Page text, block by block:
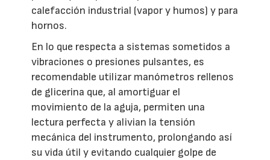
calefacción industrial (vapor y humos) y para
hornos.
En lo que respecta a sistemas sometidos a
vibraciones o presiones pulsantes, es
recomendable utilizar manómetros rellenos
de glicerina que, al amortiguar el
movimiento de la aguja, permiten una
lectura perfecta y alivian la tensión
mecánica del instrumento, prolongando así
su vida útil y evitando cualquier golpe de